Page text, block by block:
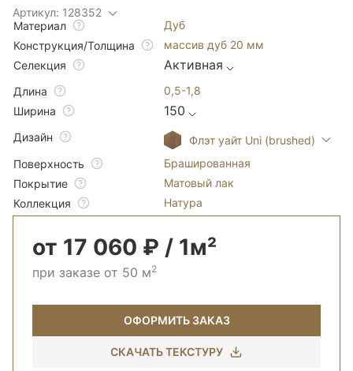
Артикул: 128352
Материал
Дуб
Конструкция/Толщина
массив дуб 20 мм
Селекция
Активная
Длина
0,5-1,8
Ширина
150
Дизайн
Флэт уайт Uni (brushed)
Поверхность
Брашированная
Покрытие
Матовый лак
Коллекция
Натура
от 17 060 ₽ / 1м²
при заказе от 50 м2
ОФОРМИТЬ ЗАКАЗ
СКАЧАТЬ ТЕКСТУРУ